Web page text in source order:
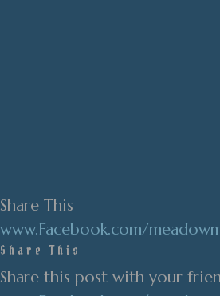
Share This
www.Facebook.com/
Share This
Share this post with your